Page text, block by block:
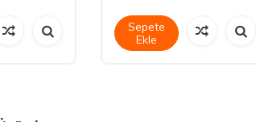
Sepete
Ekle